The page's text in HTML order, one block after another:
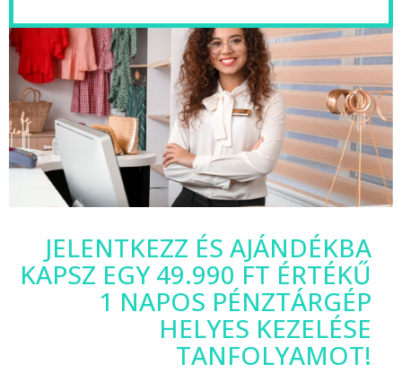
JELENTKEZZ ÉS AJÁNDÉKBA
KAPSZ EGY 49.990 FT ÉRTÉKŰ
1 NAPOS PÉNZTÁRGÉP
HELYES KEZELÉSE
TANFOLYAMOT!